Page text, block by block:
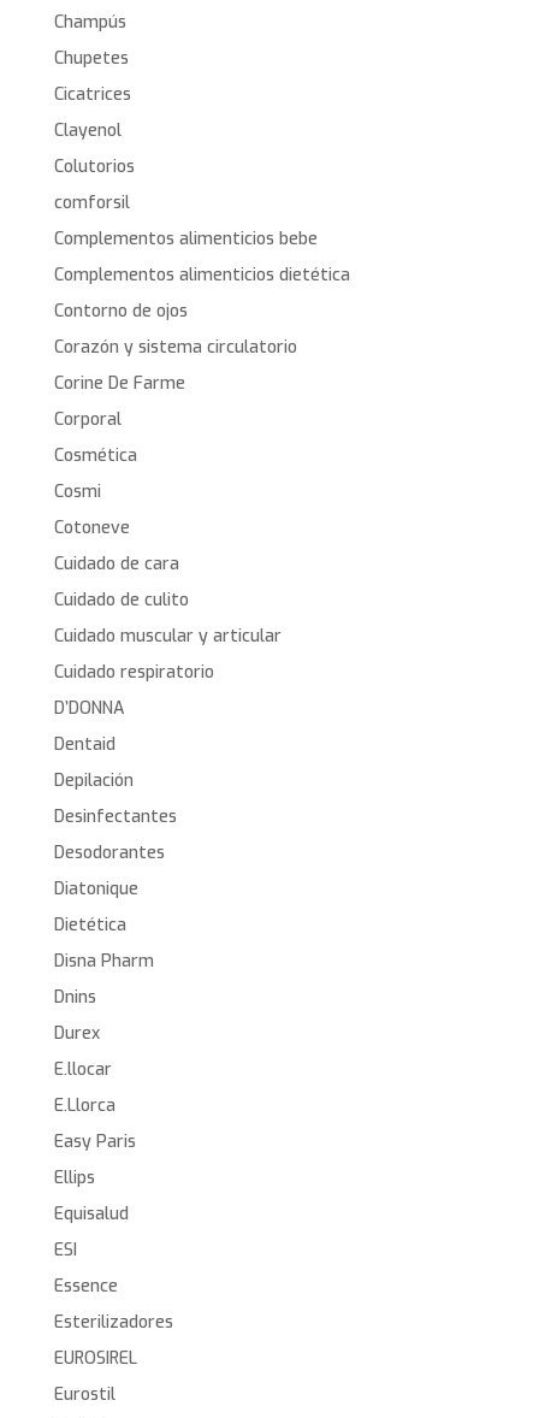
Champús
Chupetes
Cicatrices
Clayenol
Colutorios
comforsil
Complementos alimenticios bebe
Complementos alimenticios dietética
Contorno de ojos
Corazón y sistema circulatorio
Corine De Farme
Corporal
Cosmética
Cosmi
Cotoneve
Cuidado de cara
Cuidado de culito
Cuidado muscular y articular
Cuidado respiratorio
D’DONNA
Dentaid
Depilación
Desinfectantes
Desodorantes
Diatonique
Dietética
Disna Pharm
Dnins
Durex
E.llocar
E.Llorca
Easy Paris
Ellips
Equisalud
ESI
Essence
Esterilizadores
EUROSIREL
Eurostil